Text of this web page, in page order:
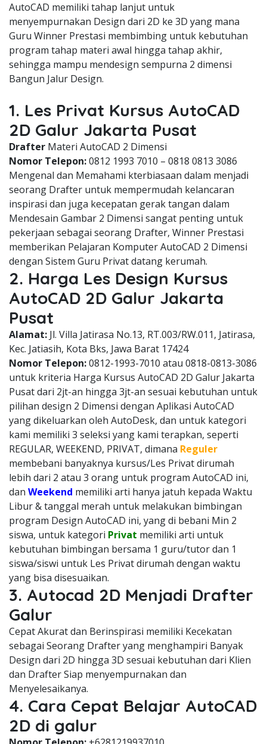
AutoCAD memiliki tahap lanjut untuk
menyempurnakan Design dari 2D ke 3D yang mana
Guru Winner Prestasi membimbing untuk kebutuhan
program tahap materi awal hingga tahap akhir,
sehingga mampu mendesign sempurna 2 dimensi
Bangun Jalur Design.
1. Les Privat Kursus AutoCAD
2D Galur Jakarta Pusat
Drafter Materi AutoCAD 2 Dimensi
Nomor Telepon:0812 1993 7010 – 0818 0813 3086
Mengenal dan Memahami kterbiasaan dalam menjadi
seorang Drafter untuk mempermudah kelancaran
inspirasi dan juga kecepatan gerak tangan dalam
Mendesain Gambar 2 Dimensi sangat penting untuk
pekerjaan sebagai seorang Drafter, Winner Prestasi
memberikan Pelajaran Komputer AutoCAD 2 Dimensi
dengan Sistem Guru Privat datang kerumah.
2. Harga Les Design Kursus
AutoCAD 2D Galur Jakarta
Pusat
Alamat: Jl. Villa Jatirasa No.13, RT.003/RW.011, Jatirasa,
Kec. Jatiasih, Kota Bks, Jawa Barat 17424
Nomor Telepon:0812-1993-7010 atau 0818-0813-3086
untuk kriteria Harga Kursus AutoCAD 2D Galur Jakarta
Pusat dari 2jt-an hingga 3jt-an sesuai kebutuhan untuk
pilihan design 2 Dimensi dengan Aplikasi AutoCAD
yang dikeluarkan oleh AutoDesk, dan untuk kategori
kami memiliki 3 seleksi yang kami terapkan, seperti
REGULAR, WEEKEND, PRIVAT, dimana Reguler
membebani banyaknya kursus/Les Privat dirumah
lebih dari 2 atau 3 orang untuk program AutoCAD ini,
dan Weekend memiliki arti hanya jatuh kepada Waktu
Libur & tanggal merah untuk melakukan bimbingan
program Design AutoCAD ini, yang di bebani Min 2
siswa, untuk kategori Privat memiliki arti untuk
kebutuhan bimbingan bersama 1 guru/tutor dan 1
siswa/siswi untuk Les Privat dirumah dengan waktu
yang bisa disesuaikan.
3. Autocad 2D Menjadi Drafter
Galur
Cepat Akurat dan Berinspirasi memiliki Kecekatan
sebagai Seorang Drafter yang menghampiri Banyak
Design dari 2D hingga 3D sesuai kebutuhan dari Klien
dan Drafter Siap menyempurnakan dan
Menyelesaikanya.
4. Cara Cepat Belajar AutoCAD
2D di galur